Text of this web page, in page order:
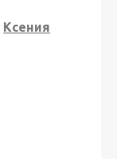
Ксения